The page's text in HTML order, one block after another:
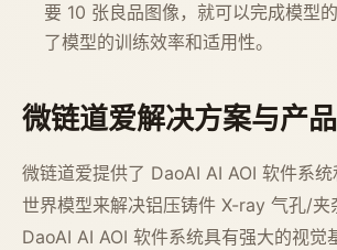
要 10 张良品图像，就可以完成模型
了模型的训练效率和适用性。
微链道爱解决方案与产品
微链道爱提供了 DaoAI AI AOI 软件系
世界模型来解决铝压铸件 X-ray 气孔/夹
DaoAI AI AOI 软件系统具有强大的视觉